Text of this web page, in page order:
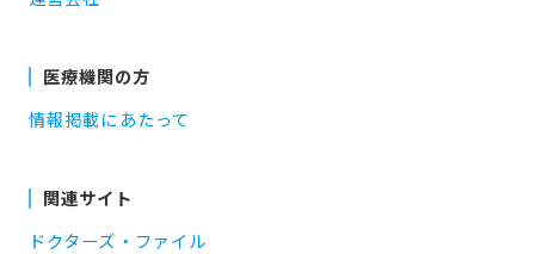
医療機関の方
情報掲載にあたって
関連サイト
ドクターズ・ファイル